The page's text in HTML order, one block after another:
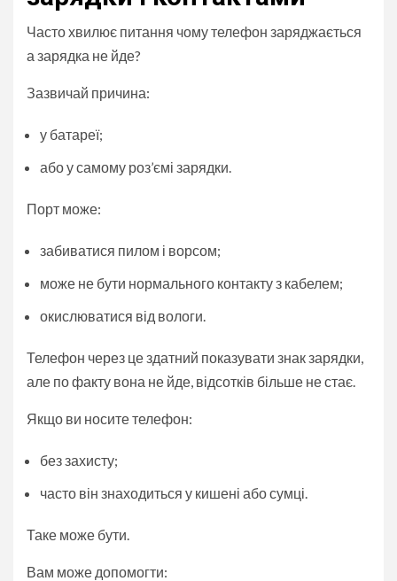
Часто хвилює питання чому телефон заряджається
а зарядка не йде?
Зазвичай причина:
у батареї;
або у самому роз’ємі зарядки.
Порт може:
забиватися пилом і ворсом;
може не бути нормального контакту з кабелем;
окислюватися від вологи.
Телефон через це здатний показувати знак зарядки,
але по факту вона не йде, відсотків більше не стає.
Якщо ви носите телефон:
без захисту;
часто він знаходиться у кишені або сумці.
Таке може бути.
Вам може допомогти: